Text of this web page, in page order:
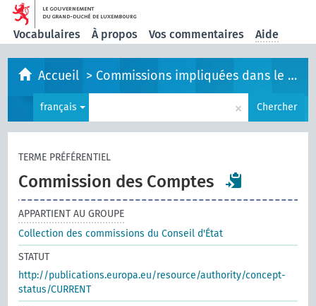
Vocabulaires À propos Vos commentaires Aide
Accueil > Commissions impliquées dans le processus législatif
français × Chercher
TERME PRÉFÉRENTIEL
Commission des Comptes
APPARTIENT AU GROUPE
Collection des commissions du Conseil d'État
STATUT
http://publications.europa.eu/resource/authority/concept-
status/CURRENT